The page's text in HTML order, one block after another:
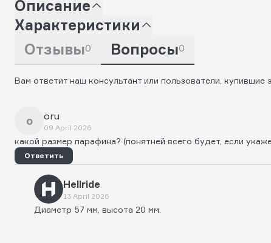
Описание
Характеристики
Отзывы0 Вопросы0
Вам ответит наш консультант или пользователи, купившие
o oru
09 April 2026
какой размер парафина? (понятней всего будет, если
Ответить
Hellride
13 April 2026
Диаметр 57 мм, высота 20 мм.